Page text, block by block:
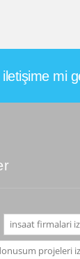
iletişime mi
insaat firmalari
projeleri